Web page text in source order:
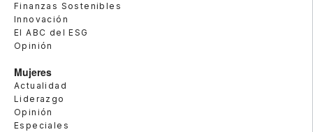
Finanzas Sostenibles
Innovación
El ABC del ESG
Opinión
Mujeres
Actualidad
Liderazgo
Opinión
Especiales